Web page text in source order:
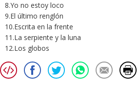
8.Yo no estoy loco
9.El último renglón
10.Escrita en la frente
11.La serpiente y la luna
12.Los globos